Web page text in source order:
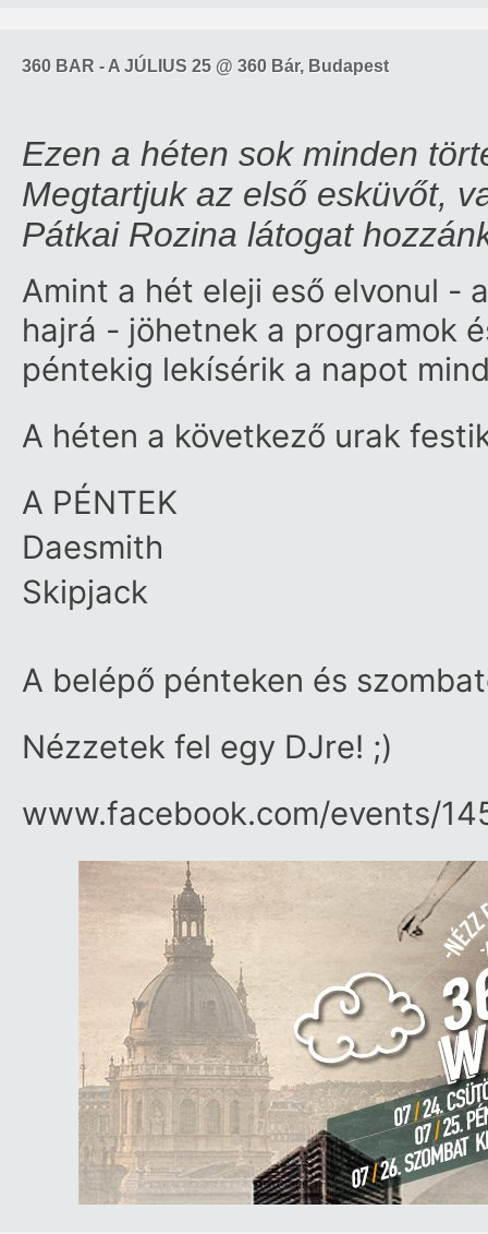
360 BAR - A JÚLIUS 25 @ 360 Bár, Budapest
Ezen a héten sok minden
Megtartjuk az első esküvőt,
Pátkai Rozina látogat
Amint a hét eleji eső elvonul -
hajrá - jöhetnek a programok
péntekig lekísérik a napot
A héten a következő urak
A PÉNTEK
Daesmith
Skipjack
A belépő pénteken és
Nézzetek fel egy DJre! ;)
www.facebook.com/​events/​